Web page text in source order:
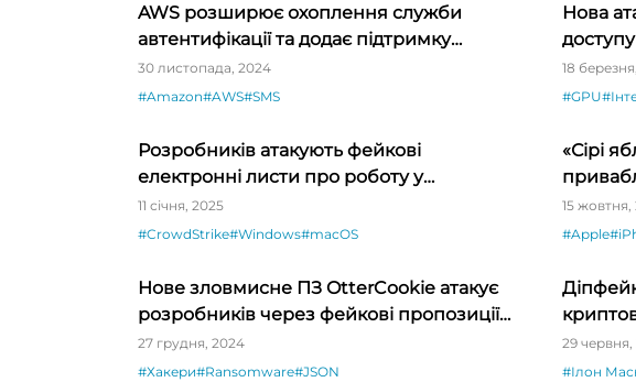
AWS розширює охоплення служби
автентифікації та додає підтримку
ключів доступу
30 листопада, 2024
#Amazon#AWS#SMS
Нова
18
#GPU
Розробників атакують фейкові
електронні листи про роботу у
CrowdStrike
11 січня, 2025
#CrowdStrike#Windows#macOS
«Сірі
мереж
15 жовтня,
#Apple
Нове зловмисне ПЗ OtterCookie атакує
розробників через фейкові пропозиції
про роботу
27 грудня, 2024
#Хакери#Ransomware#JSON
Live
29
#Ілон